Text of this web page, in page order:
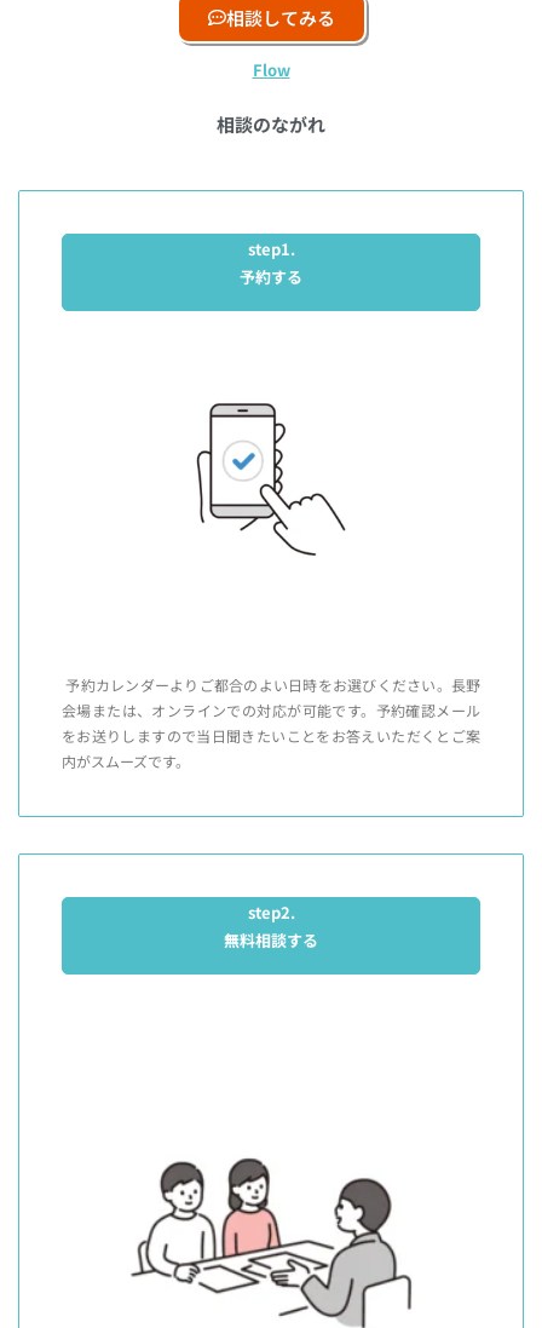
相談してみる
Flow
相談のながれ
step1.
予約する
予約カレンダーよりご都合のよい日時をお選びください。長野
会場または、オンラインでの対応が可能です。予約確認メール
をお送りしますので当日聞きたいことをお答えいただくとご案
内がスムーズです。
step2.
無料相談する